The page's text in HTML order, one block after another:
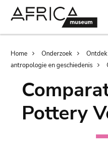
Home Onderzoek
antropologie en geschiedenis
Pottery